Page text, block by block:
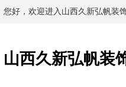
您好，欢迎进入山西久新弘帆装
山西久新弘帆装